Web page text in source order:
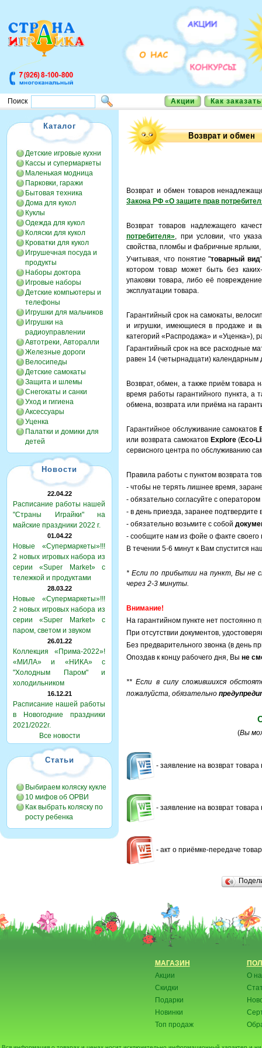
Поиск Акции Как
Каталог
Детские игровые кухни
Кассы и супермаркеты
Маленькая модница
Парковки, гаражи
Бытовая техника
Дома для кукол
Куклы
Одежда для кукол
Коляски для кукол
Кроватки для кукол
Игрушечная посуда и
продукты
Наборы доктора
Игровые наборы
Детские компьютеры и
телефоны
Игрушки для мальчиков
Игрушки на
радиоуправлении
Автотреки, Авторалли
Железные дороги
Велосипеды
Детские самокаты
Защита и шлемы
Снегокаты и санки
Уход и гигиена
Аксессуары
Уценка
Палатки и домики для
детей
Новости
22.04.22
Расписание работы нашей
"Страны Играйки" на
майские праздники 2022 г.
01.04.22
Новые «Супермаркеты»!!!
2 новых игровых набора из
серии «Super Market» с
тележкой и продуктами
28.03.22
Новые «Супермаркеты»!!!
2 новых игровых набора из
серии «Super Market» с
паром, светом и звуком
26.01.22
Коллекция «Прима-2022»!
«МИЛА» и «НИКА» с
"Холодным Паром" и
холодильником
16.12.21
Расписание нашей работы
в Новогодние праздники
2021/2022г.
Все новости
Статьи
Выбираем коляску кукле
10 мифов об ОРВИ
Как выбрать коляску по
росту ребенка
Возврат и обмен товаров
Закона РФ «О защите прав
Возврат товаров надлежащего
потребителя», при условии, что
свойства, пломбы и фабричные ярлыки,
Учитывая, что понятие "товарный вид
котором товар может быть без
упаковки товара, либо её
эксплуатации товара.
Гарантийный срок на самокаты,
и игрушки, имеющиеся в продаже и
категорий «Распродажа» и «Уценка»),
Гарантийный срок на все расходные
равен 14 (четырнадцати) календарным
Возврат, обмен, а также приём товара
время работы гарантийного пункта,
обмена, возврата или приёма на
Гарантийное обслуживание самокатов
или возврата самокатов Explore(Eco-
сервисного центра по обслуживанию
Правила работы с пунктом возврата
- чтобы не терять лишнее время,
- обязательно согласуйте с
- в день приезда, заранее
- обязательно возьмите с собой
- сообщите нам из фойе о факте
В течении 5-6 минут к Вам спустится
* Если по прибытии на пункт, Вы не
через 2-3 минуты.
Внимание!
На гарантийном пункте нет постоянно
При отсутствии документов,
Без предварительного звонка (в день
Опоздав к концу рабочего дня, Вы не
** Если в силу сложившихся
пожалуйста, обязательно
(Вы
- заявление на возврат
- заявление на возврат
- акт о приёмке-передаче
МАГАЗИН
Акции
Скидки
Подарки
Новинки
Топ продаж
О